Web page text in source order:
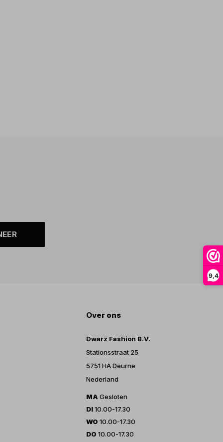
9,4
Over ons
Dwarz Fashion B.V.
Stationsstraat 25
5751 HA Deurne
Nederland
MA Gesloten
DI10.00-17.30
WO 10.00-17.30
DO 10.00-17.30